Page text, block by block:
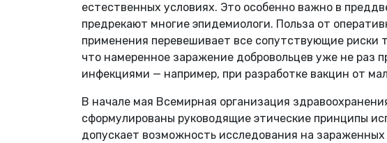
естественных условиях. Это особенно важно в
предрекают многие эпидемиологи. Польза от
применения перевешивает все сопутствующие риски
что намеренное заражение добровольцев уже не раз
инфекциями — например, при разработке вакцин от
В начале мая Всемирная организация
сформулированы руководящие этические принципы
допускает возможность исследования на